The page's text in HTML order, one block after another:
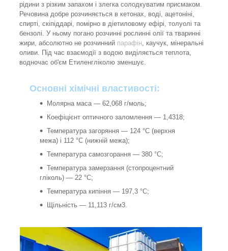
рідини з різким запахом і злегка солодкуватим присмаком.
Речовина добре розчиняється в кетонах, воді, ацетоніні,
спирті, скіпіддарі, помірно в діетиловому ефірі, толуолі та
бензолі. У ньому погано розчинні рослинні олії та тваринні
жири, абсолютно не розчинний парафін, каучук, мінеральні
оливи. Під час взаємодії з водою виділяється теплота,
водночас об'єм Етиленгліколю зменшує.
Основні хімічні властивості:
Молярна маса — 62,068 г/моль;
Коефіцієнт оптичного заломлення — 1,4318;
Температура загоряння — 124 °C (верхня
межа) і 112 °C (нижній межа);
Температура самозгорання — 380 °C;
Температура замерзання (стопроцентний
гліколь) — 22 °C;
Температура кипіння — 197,3 °С;
Щільність — 11,113 г/см3.